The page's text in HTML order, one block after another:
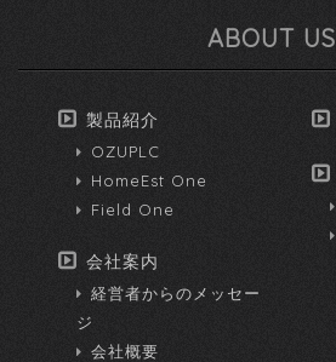
ABOUT US
製品紹介
OZUPLC
HomeEst One
Field One
会社案内
経営者からのメッセー
ジ
会社概要